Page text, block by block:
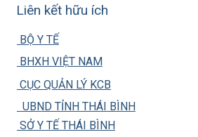
Liên kết hữu ích
BỘ Y TẾ
BHXH VIỆT NAM
CỤC QUẢN LÝ KCB
UBND TỈNH THÁI BÌNH
SỞ Y TẾ THÁI BÌNH